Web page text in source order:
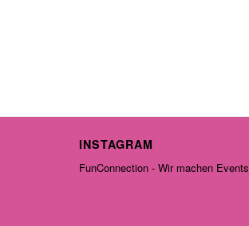
INSTAGRAM
FunConnection - Wir machen Events